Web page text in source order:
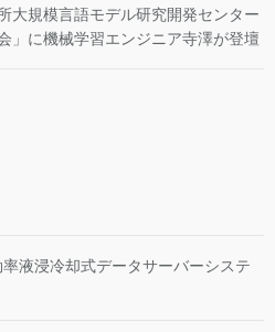
大規模言語モデル研究開発センター
」に機械学習エンジニア寺澤が登壇
液浸冷却式データサーバーシステ